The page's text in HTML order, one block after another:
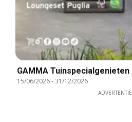
GAMMA Tuinspecialgenieten
15/06/2026-31/12/2026
ADVERTENTIE